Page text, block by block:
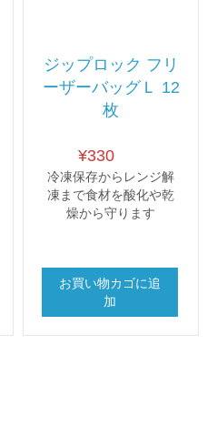
ジップロック フリ
ーザーバッグＬ 12
枚
¥330
冷凍保存からレンジ解
凍まで食材を酸化や乾
燥から守ります
お買い物カゴに追
加